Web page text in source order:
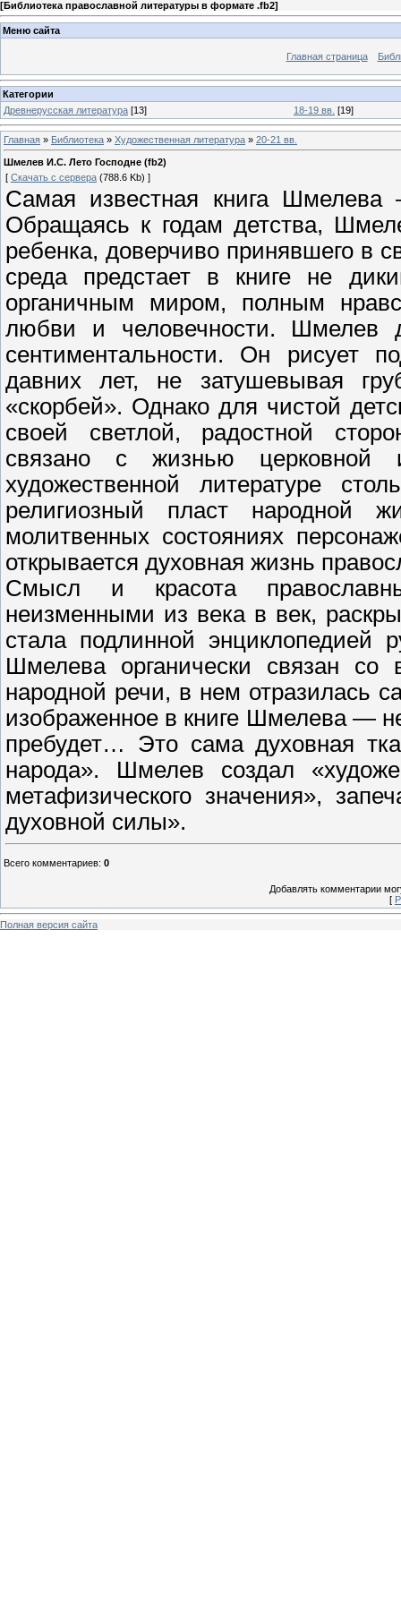
[Библиотека православной литературы в формате .fb2]
Меню сайта
Главная страница
Категории
Древнерусская литература [13] 18-19 вв. [19]
Главная » Библиотека » Художественная литература » 20-21 вв.
Шмелев И.С. Лето Господне (fb2)
[ Скачать с сервера (788.6 Kb) ]
Самая известная книга
Обращаясь к годам детства,
ребенка, доверчиво принявшего в
среда предстает в книге не
органичным миром, полным
любви и человечности. Шмелев
сентиментальности. Он рисует
давних лет, не затушевывая
«скорбей». Однако для чистой
своей светлой, радостной
связано с жизнью церковной
художественной литературе
религиозный пласт народной
молитвенных состояниях
открывается духовная жизнь
Смысл и красота
неизменными из века в век,
стала подлинной энциклопедией
Шмелева органически связан со
народной речи, в нем отразилась
изображенное в книге Шмелева —
пребудет… Это сама духовная
народа». Шмелев создал
метафизического значения»,
духовной силы».
Всего комментариев: 0
Добавлять комментарии
[
Полная версия сайта